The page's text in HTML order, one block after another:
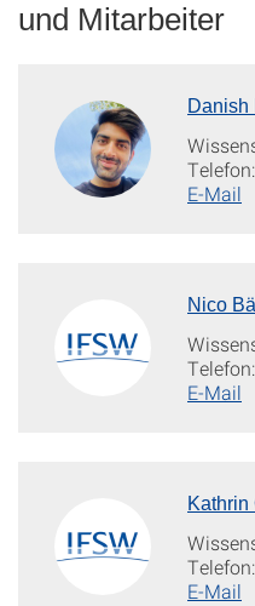
und Mitarbeiter
Danish
Telefon:
E-Mail
Nico
Telefon:
E-Mail
Kathrin
Telefon:
E-Mail